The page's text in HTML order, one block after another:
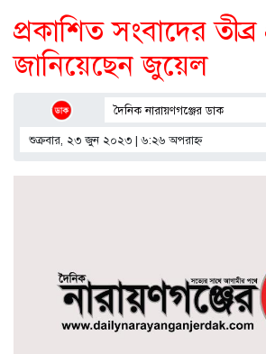
প্রকাশিত সংবাদের তীব্র
জানিয়েছেন জুয়েল
দৈনিক নারায়ণগঞ্জের ডাক
শুক্রবার, ২৩ জুন ২০২৩ | ৬:২৬ অপরাহ্ণ